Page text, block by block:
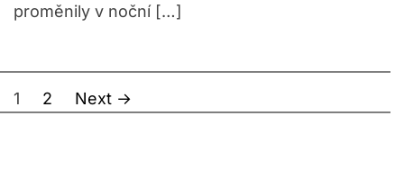
proměnily v noční […]
S
1 2 Next →